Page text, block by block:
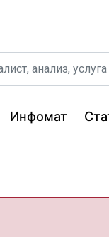
Инфомат